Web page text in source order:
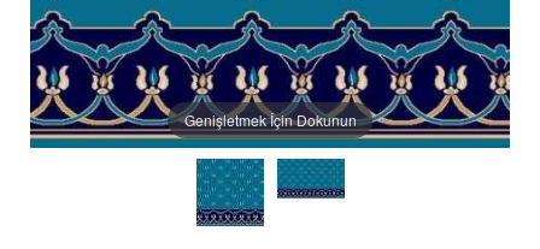
Genişletmek İçin Dokunun